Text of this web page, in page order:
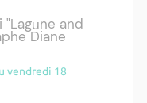
"Lagune and
Diane
vendredi 18